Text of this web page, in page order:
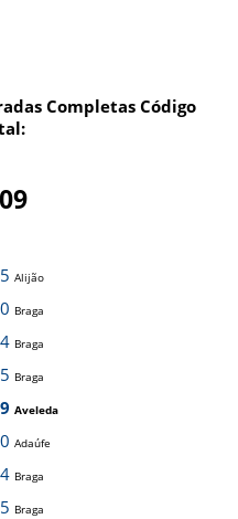
Completas Código
Alijão
Braga
Braga
Braga
Aveleda
Adaúfe
Braga
Braga